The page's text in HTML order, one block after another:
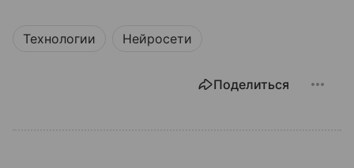
Технологии Нейросети
Поделиться